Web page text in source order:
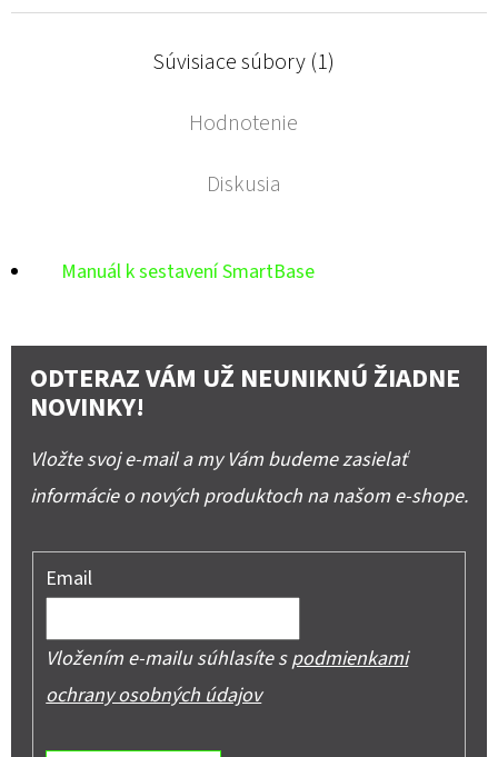
Súvisiace súbory (1)
Hodnotenie
Diskusia
Manuál k sestavení SmartBase
ODTERAZ VÁM UŽ NEUNIKNÚ ŽIADNE
NOVINKY!
Vložte svoj e-mail a my Vám budeme zasielať
informácie o nových produktoch na našom e-shope.
Email
Vložením e-mailu súhlasíte spodmienkami
ochrany osobných údajov